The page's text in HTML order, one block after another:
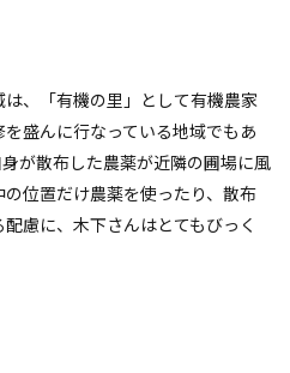
、「有機の里」として有機農家
盛んに行なっている地域でもあ
が散布した農薬が近隣の圃場に風
位置だけ農薬を使ったり、散布
慮に、木下さんはとてもびっく